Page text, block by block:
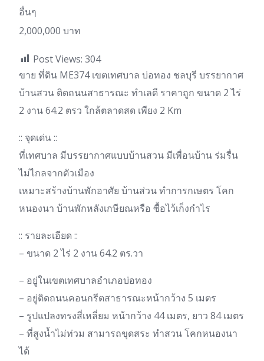
อื่นๆ
2,000,000 บาท
Post Views: 304
ขาย ที่ดิน ME374 เขตเทศบาล บ่อทอง ชลบุรี บรรยากาศ
บ้านสวน ติดถนนสาธารณะ ทำเลดี ราคาถูก ขนาด 2 ไร่
2 งาน 64.2 ตรว ใกล้ตลาดสด เพียง 2 Km
:: จุดเด่น ::
ที่เทศบาล มีบรรยากาศแบบบ้านสวน มีเพื่อนบ้าน ร่มรื่น
ไม่ไกลจากตัวเมือง
เหมาะสร้าง​บ้านพักอาศัย บ้านส่วน ทำการกเษตร โคก
หนองนา บ้านพักหลังเกษียณหรือ ซื้อไว้เก็งกำไร
:: รายละเอียด ::
– ขนาด 2 ไร่ 2 งาน 64.2 ตร.วา
– อยู่​ในเขตเทศบาลอำเภอบ่อทอง
– อยู่ติดถนนคอนกรีตสาธารณะหน้ากว้าง 5 เมตร
– รูปแปลงทรงสี่เหลี่ยม หน้ากว้าง 44 เมตร, ยาว 84 เมตร
– ที่สูงน้ำไม่ท่วม สามารถขุดสระ ทำสวน โคกหนองนา
ได้